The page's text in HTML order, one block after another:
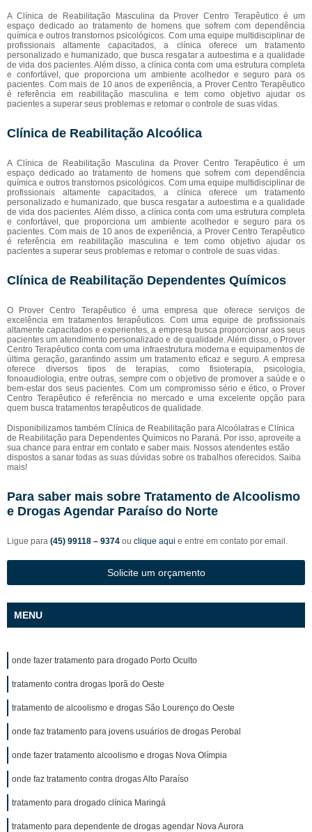
A Clínica de Reabilitação Masculina da Prover Centro Terapêutico é um
espaço dedicado ao tratamento de homens que sofrem com dependência
química e outros transtornos psicológicos. Com uma equipe multidisciplinar de
profissionais altamente capacitados, a clínica oferece um tratamento
personalizado e humanizado, que busca resgatar a autoestima e a qualidade
de vida dos pacientes. Além disso, a clínica conta com uma estrutura completa
e confortável, que proporciona um ambiente acolhedor e seguro para os
pacientes. Com mais de 10 anos de experiência, a Prover Centro Terapêutico
é referência em reabilitação masculina e tem como objetivo ajudar os
pacientes a superar seus problemas e retomar o controle de suas vidas.
Clínica de Reabilitação Alcoólica
A Clínica de Reabilitação Masculina da Prover Centro Terapêutico é um
espaço dedicado ao tratamento de homens que sofrem com dependência
química e outros transtornos psicológicos. Com uma equipe multidisciplinar de
profissionais altamente capacitados, a clínica oferece um tratamento
personalizado e humanizado, que busca resgatar a autoestima e a qualidade
de vida dos pacientes. Além disso, a clínica conta com uma estrutura completa
e confortável, que proporciona um ambiente acolhedor e seguro para os
pacientes. Com mais de 10 anos de experiência, a Prover Centro Terapêutico
é referência em reabilitação masculina e tem como objetivo ajudar os
pacientes a superar seus problemas e retomar o controle de suas vidas.
Clínica de Reabilitação Dependentes Químicos
O Prover Centro Terapêutico é uma empresa que oferece serviços de
excelência em tratamentos terapêuticos. Com uma equipe de profissionais
altamente capacitados e experientes, a empresa busca proporcionar aos seus
pacientes um atendimento personalizado e de qualidade. Além disso, o Prover
Centro Terapêutico conta com uma infraestrutura moderna e equipamentos de
última geração, garantindo assim um tratamento eficaz e seguro. A empresa
oferece diversos tipos de terapias, como fisioterapia, psicologia,
fonoaudiologia, entre outras, sempre com o objetivo de promover a saúde e o
bem-estar dos seus pacientes. Com um compromisso sério e ético, o Prover
Centro Terapêutico é referência no mercado e uma excelente opção para
quem busca tratamentos terapêuticos de qualidade.
Disponibilizamos também Clínica de Reabilitação para Alcoólatras e Clínica
de Reabilitação para Dependentes Químicos no Paraná. Por isso, aproveite a
sua chance para entrar em contato e saber mais. Nossos atendentes estão
dispostos a sanar todas as suas dúvidas sobre os trabalhos oferecidos. Saiba
mais!
Para saber mais sobre Tratamento de Alcoolismo
e Drogas Agendar Paraíso do Norte
Ligue para (45) 99118 – 9374 ou clique aqui e entre em contato por email.
Solicite um orçamento
MENU
onde fazer tratamento para drogado Porto Oculto
tratamento contra drogas Iporã do Oeste
tratamento de alcoolismo e drogas São Lourenço do Oeste
onde faz tratamento para jovens usuários de drogas Perobal
onde fazer tratamento alcoolismo e drogas Nova Olímpia
onde faz tratamento contra drogas Alto Paraíso
tratamento para drogado clínica Maringá
tratamento para dependente de drogas agendar Nova Aurora